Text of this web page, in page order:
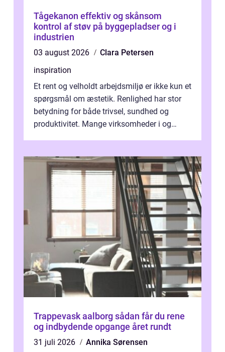
Tågekanon effektiv og skånsom
kontrol af støv på byggepladser og i
industrien
03 august 2026
Clara Petersen
inspiration
Et rent og velholdt arbejdsmiljø er ikke kun et
spørgsmål om æstetik. Renlighed har stor
betydning for både trivsel, sundhed og
produktivitet. Mange virksomheder i og
Trappevask aalborg sådan får du rene
og indbydende opgange året rundt
31 juli 2026
Annika Sørensen